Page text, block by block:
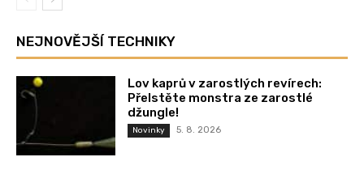
NEJNOVĚJŠÍ TECHNIKY
Lov kaprů v zarostlých revírech:
Přelstěte monstra ze zarostlé
džungle!
Novinky 5. 8. 2026